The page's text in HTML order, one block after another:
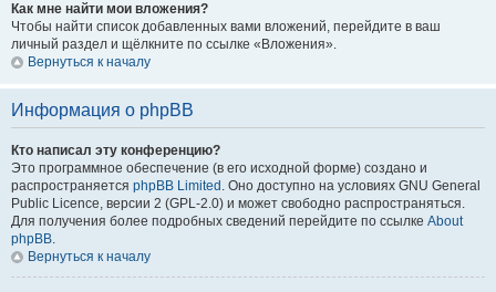
Как мне найти мои вложения?
Чтобы найти список добавленных вами вложений, перейдите в ваш
личный раздел и щёлкните по ссылке «Вложения».
Вернуться к началу
Информация о phpBB
Кто написал эту конференцию?
Это программное обеспечение (в его исходной форме) создано и
распространяется phpBB Limited . Оно доступно на условиях GNU General
Public Licence, версии 2 (GPL-2.0) и может свободно распространяться.
Для получения более подробных сведений перейдите по ссылке About
phpBB.
Вернуться к началу